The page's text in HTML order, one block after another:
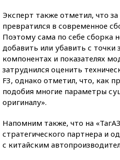
Эксперт также отметил, что за
превратился в современное
Поэтому сама по себе сборка
добавить или убавить с точки
компонентах и показателях
затруднился оценить
F3, однако отметил, что, как
подобия многие параметры
оригиналу».
Напомним также, что на
стратегического партнера и
с китайским